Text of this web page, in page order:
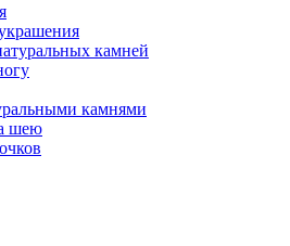
камней
камнями
шею